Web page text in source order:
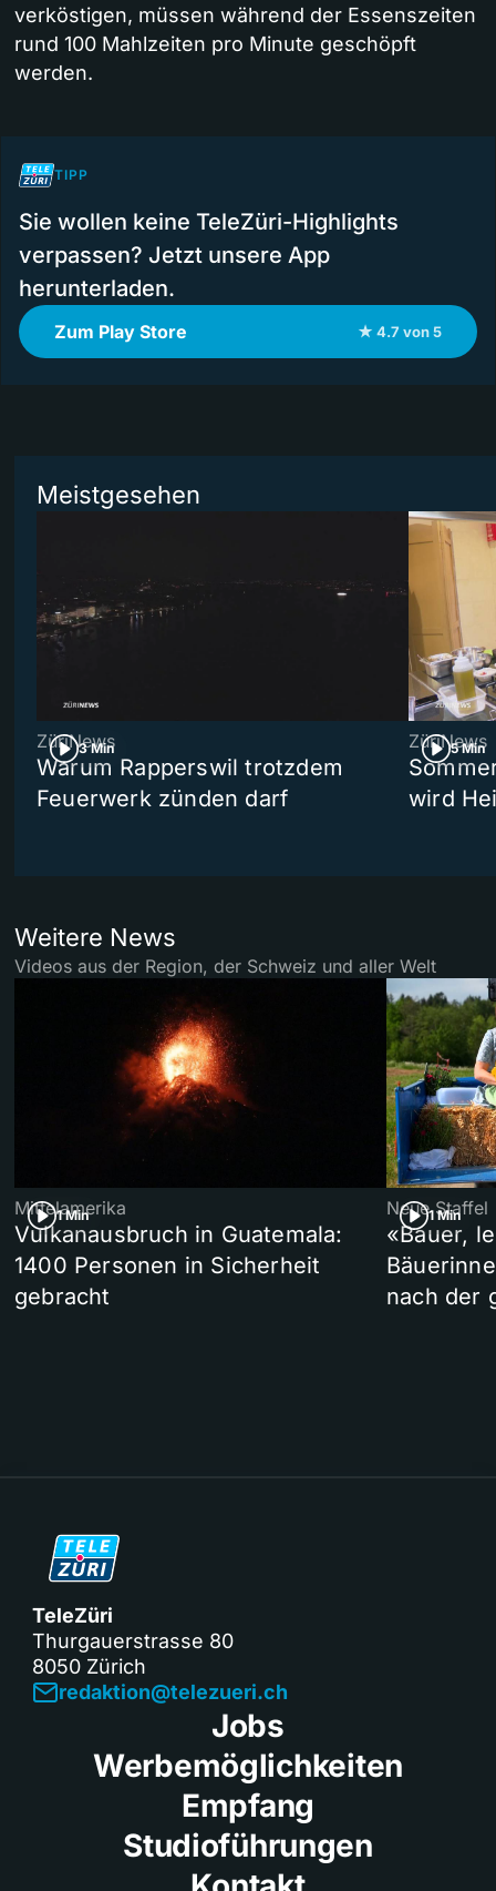
verköstigen, müssen während der Essenszeiten
rund 100 Mahlzeiten pro Minute geschöpft
werden.
TIPP
Sie wollen keine TeleZüri-Highlights
verpassen? Jetzt unsere App
herunterladen.
Zum Play Store ★ 4.7 von 5
Meistgesehen
3 Min
ZüriNews
Warum Rapperswil trotzdem
Feuerwerk zünden darf
5 Min
ZüriNews
wird
Weitere News
Videos aus der Region, der Schweiz und aller Welt
1 Min
Mittelamerika
Vulkanausbruch in Guatemala:
1400 Personen in Sicherheit
gebracht
1 Min
Neue Staffel
«Bauer,
nach der
TeleZüri
Thurgauerstrasse 80
8050 Zürich
redaktion@telezueri.ch
Jobs
Werbemöglichkeiten
Empfang
Studioführungen